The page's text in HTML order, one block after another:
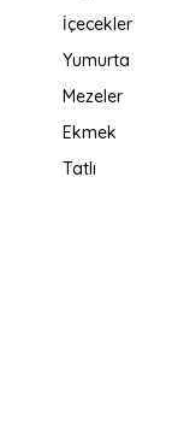
İçecekler
Yumurta
Mezeler
Ekmek
Tatlı